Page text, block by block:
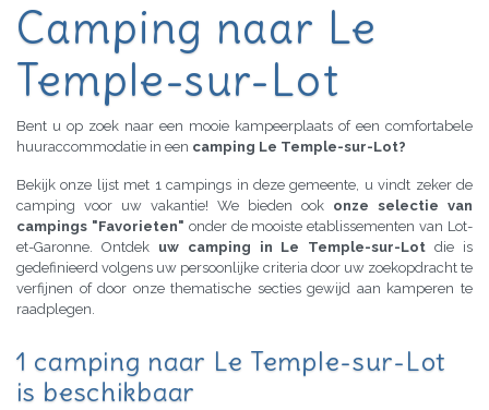
Camping naar Le
Temple-sur-Lot
Bent u op zoek naar een mooie kampeerplaats of een comfortabele
huuraccommodatie in een camping Le Temple-sur-Lot?
Bekijk onze lijst met 1 campings in deze gemeente, u vindt zeker de
camping voor uw vakantie! We bieden ook onze selectie van
campings "Favorieten" onder de mooiste etablissementen van Lot-
et-Garonne. Ontdek uw camping in Le Temple-sur-Lot die is
gedefinieerd volgens uw persoonlijke criteria door uw zoekopdracht te
verfijnen of door onze thematische secties gewijd aan kamperen te
raadplegen.
1 camping naar Le Temple-sur-Lot
is beschikbaar